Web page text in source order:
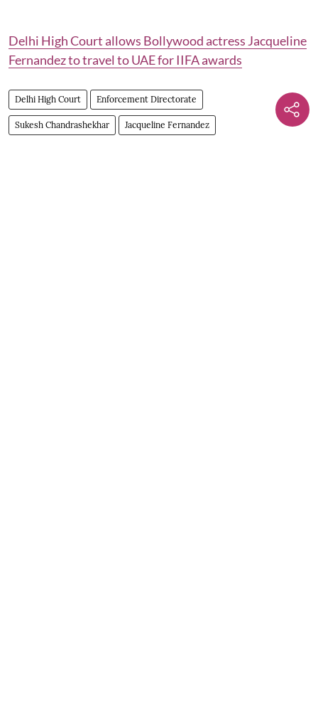
Delhi High Court allows Bollywood actress Jacqueline
Fernandez to travel to UAE for IIFA awards
Delhi High Court Enforcement Directorate
Sukesh Chandrashekhar Jacqueline Fernandez